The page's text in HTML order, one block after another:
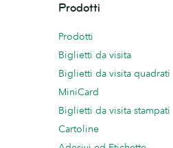
Prodotti
Prodotti
Biglietti da visita
Biglietti da visita quadrati
MiniCard
Biglietti da visita stampati
Cartoline